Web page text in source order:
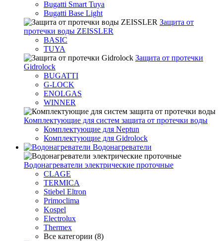
Bugatti Smart Tuya
Bugatti Base Light
Защита от
протечки воды ZEISSLER
BASIC
TUYA
Защита от протечки
Gidrolock
BUGATTI
G-LOCK
ENOLGAS
WINNER
Комплектующие для систем защита от протечки воды
Комплектующие для Neptun
Комплектующие для Gidrolock
Водонагреватели
Водонагреватeли электрические проточные
CLAGE
TERMICA
Stiebel Eltron
Primoclima
Kospel
Electrolux
Thermex
Все категории (8)